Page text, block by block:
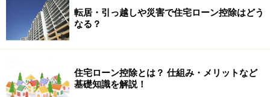
確定申告をする前年に、住宅ローンを借り入れして住宅
を取得した場合、住宅ローン控除が受けられます。普
段、確定申告をしない会社員は面倒に思うかもしれませ
2021年は3月15日（月）が申告期限なので、今から準備
しておきましょう。1年目に申告をしておけば、2年目か
転居・引っ越しや災害で住宅ローン控除はどう
なる？
住宅ローン控除とは？ 仕組み・メリットなど
基礎知識を解説！